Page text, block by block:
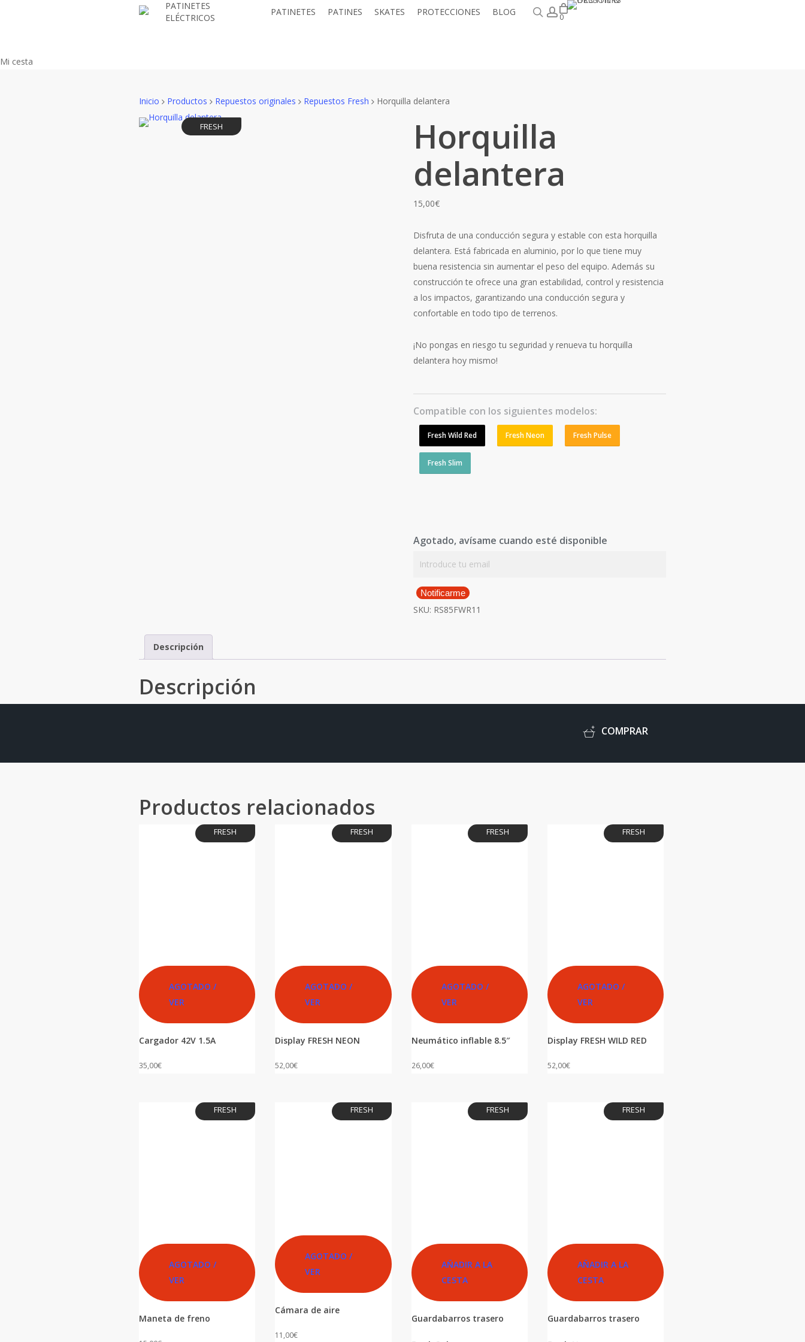
PATINETES
ELÉCTRICOS
PATINETES PATINES SKATES PROTECCIONES BLOG Buscar
account
0
Mi cesta
Inicio Productos Repuestos originales Repuestos Fresh Horquilla delantera
FRESH
Horquilla
delantera
15,00€
Disfruta de una conducción segura y estable con esta horquilla
delantera. Está fabricada en aluminio, por lo que tiene muy
buena resistencia sin aumentar el peso del equipo. Además su
construcción te ofrece una gran estabilidad, control y resistencia
a los impactos, garantizando una conducción segura y
confortable en todo tipo de terrenos.
¡No pongas en riesgo tu seguridad y renueva tu horquilla
delantera hoy mismo!
Compatible con los siguientes modelos:
Fresh Wild Red Fresh Neon Fresh Pulse
Fresh Slim
Agotado, avísame cuando esté disponible
Notificarme
SKU: RS85FWR11
Descripción
Descripción
COMPRAR
Productos relacionados
FRESH
AGOTADO /
VER
Cargador 42V 1.5A
35,00€
FRESH
AGOTADO /
VER
Display FRESH NEON
52,00€
FRESH
AGOTADO /
VER
Neumático inflable 8.5″
26,00€
FRESH
AGOTADO /
VER
Display FRESH WILD RED
52,00€
FRESH
AGOTADO /
VER
Maneta de freno
FRESH
AGOTADO /
VER
Cámara de aire
11,00€
FRESH
AÑADIR A LA
CESTA
Guardabarros trasero
FRESH
AÑADIR A LA
CESTA
Guardabarros trasero